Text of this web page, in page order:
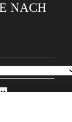
NACH